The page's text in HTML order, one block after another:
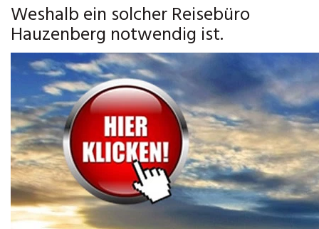
Weshalb ein solcher Reisebüro
Hauzenberg notwendig ist.